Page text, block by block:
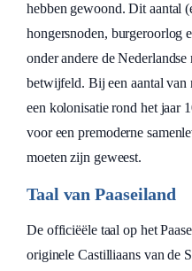
hebben gewoond. Dit aantal
hongersnoden, burgeroorlog
onder andere de
betwijfeld. Bij een aantal van
een kolonisatie rond het jaar
voor een premoderne
moeten zijn geweest.
Taal van Paaseiland
De officiëële taal op het
originele Castilliaans van de